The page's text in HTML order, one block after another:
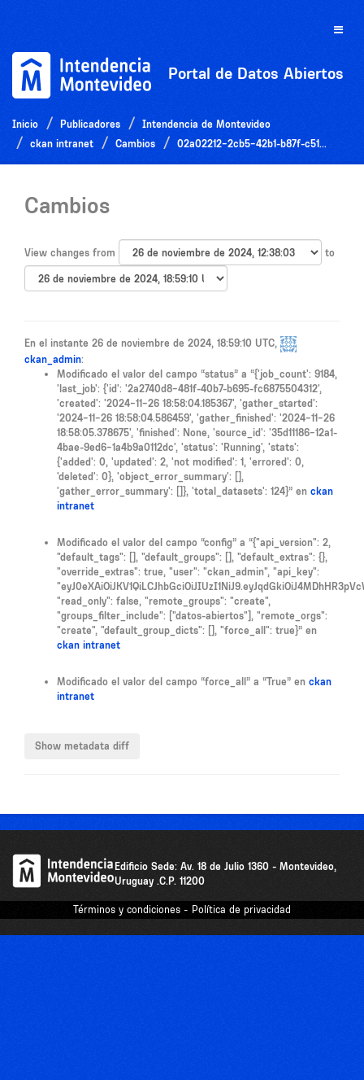
Toggle
Portal de Datos Abiertos
Inicio Publicadores
Intendencia de Montevideo
ckan intranet
Cambios 02a02212-2cb5-42b1-b87f-c51...
Cambios
View changes from to
En el instante 26 de noviembre de 2024, 18:59:10 UTC,
ckan_admin:
Modificado el valor del campo status a
{'job_count': 9184,
'last_job': {'id': '2a2740d8-481f-40b7-b695-fc6875504312',
'created': '2024-11-26 18:58:04.185367', 'gather_started':
'2024-11-26 18:58:04.586459', 'gather_finished': '2024-11-26
18:58:05.378675', 'finished': None, 'source_id': '35d11186-12a1-
4bae-9ed6-1a4b9a0112dc', 'status': 'Running', 'stats':
{'added': 0, 'updated': 2, 'not modified': 1, 'errored': 0,
'deleted': 0}, 'object_error_summary': [],
'gather_error_summary': []}, 'total_datasets': 124} en ckan
intranet
Modificado el valor del campo config a
{"api_version": 2,
"default_tags": [], "default_groups": [], "default_extras": {},
"override_extras": true, "user": "ckan_admin", "api_key":
"read_only": false, "remote_groups": "create",
"groups_filter_include": ["datos-abiertos"], "remote_orgs":
"create", "default_group_dicts": [], "force_all": true} en
ckan intranet
Modificado el valor del campo force_all a True en ckan
intranet
Edificio Sede: Av. 18 de Julio 1360 - Montevideo,
Uruguay .C.P. 11200
Términos y condiciones - Política de privacidad